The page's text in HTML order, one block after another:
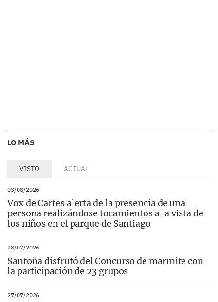
LO MÁS
VISTO ACTUAL
03/08/2026
Vox de Cartes alerta de la presencia de una
persona realizándose tocamientos a la vista de
los niños en el parque de Santiago
28/07/2026
Santoña disfrutó del Concurso de marmite con
la participación de 23 grupos
27/07/2026